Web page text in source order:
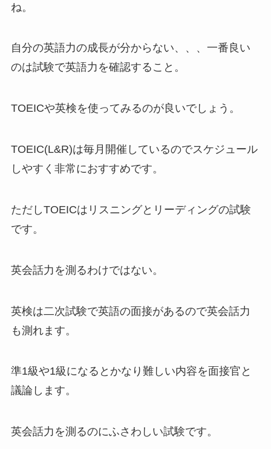
ね。
自分の英語力の成長が分からない、、、一番良い
のは試験で英語力を確認すること。
TOEICや英検を使ってみるのが良いでしょう。
TOEIC(L&R)は毎月開催しているのでスケジュール
しやすく非常におすすめです。
ただしTOEICはリスニングとリーディングの試験
です。
英会話力を測るわけではない。
英検は二次試験で英語の面接があるので英会話力
も測れます。
準1級や1級になるとかなり難しい内容を面接官と
議論します。
英会話力を測るのにふさわしい試験です。